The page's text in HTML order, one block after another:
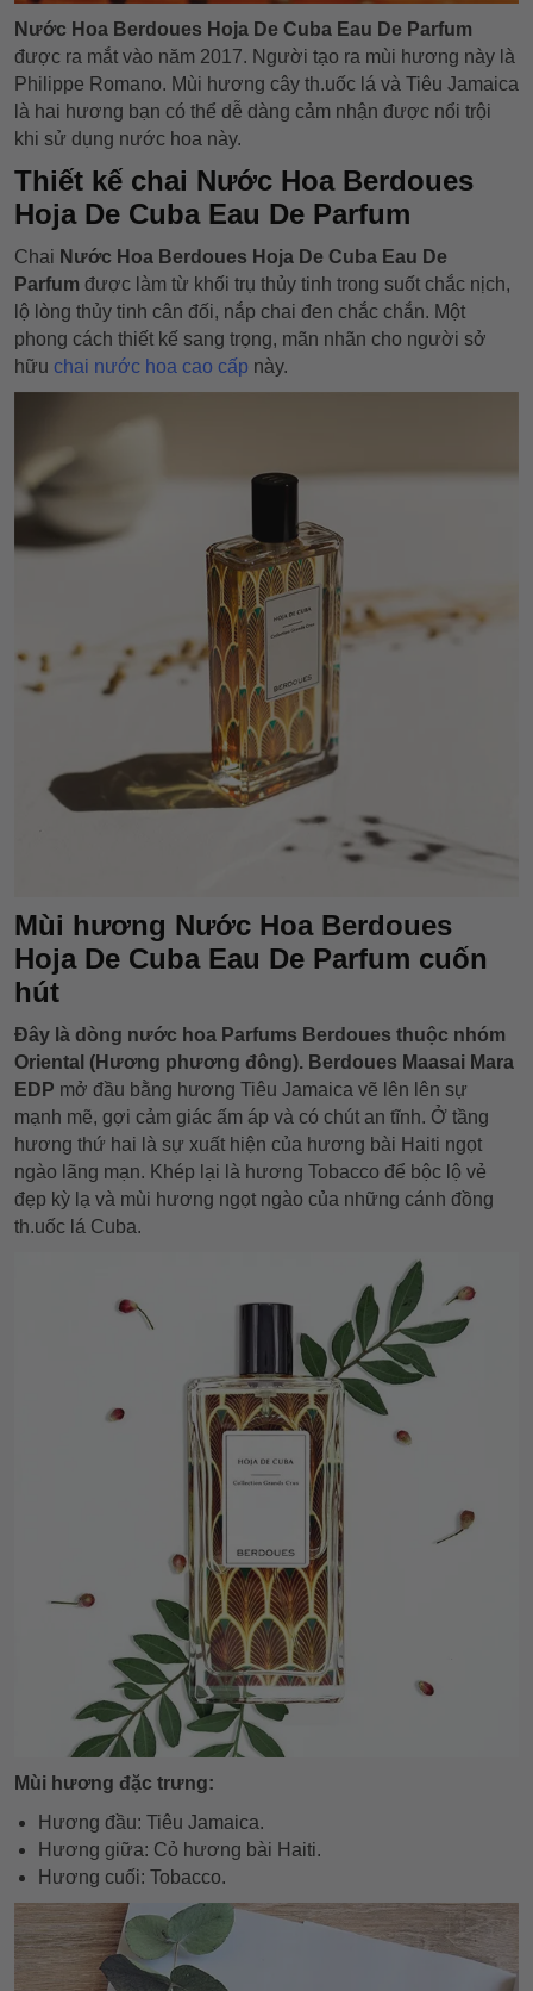
Nước Hoa Berdoues Hoja De Cuba Eau De Parfum
được ra mắt vào năm 2017. Người tạo ra mùi hương này là
Philippe Romano. Mùi hương cây th.uốc lá và Tiêu Jamaica
là hai hương bạn có thể dễ dàng cảm nhận được nổi trội
khi sử dụng nước hoa này.
Thiết kế chai Nước Hoa Berdoues
Hoja De Cuba Eau De Parfum
Chai Nước Hoa Berdoues Hoja De Cuba Eau De
Parfum được làm từ khối trụ thủy tinh trong suốt chắc nịch,
lộ lòng thủy tinh cân đối, nắp chai đen chắc chắn. Một
phong cách thiết kế sang trọng, mãn nhãn cho người sở
hữu chai nước hoa cao cấp này.
Mùi hương Nước Hoa Berdoues
Hoja De Cuba Eau De Parfum cuốn
hút
Đây là dòng nước hoa Parfums Berdoues thuộc nhóm
Oriental (Hương phương đông). Berdoues Maasai Mara
EDP mở đầu bằng hương Tiêu Jamaica vẽ lên lên sự
mạnh mẽ, gợi cảm giác ấm áp và có chút an tĩnh. Ở tầng
hương thứ hai là sự xuất hiện của hương bài Haiti ngọt
ngào lãng mạn. Khép lại là hương Tobacco để bộc lộ vẻ
đẹp kỳ lạ và mùi hương ngọt ngào của những cánh đồng
th.uốc lá Cuba.
Mùi hương đặc trưng:
Hương đầu: Tiêu Jamaica.
Hương giữa: Cỏ hương bài Haiti.
Hương cuối: Tobacco.